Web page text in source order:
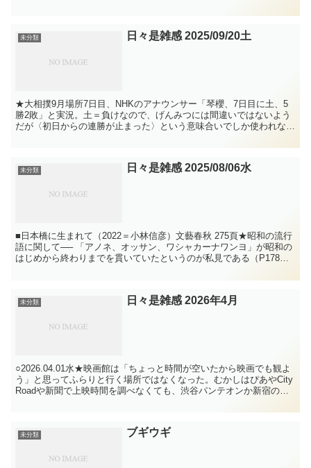
未分類 日々是雑感 2025/09/20土
★大相撲9月場所7日目、NHKのアナウンサー「琴櫻、7日目に土、5
勝2敗」と実況。土＝負けなので、げんみつには間違いではないよう
だが〈初日からの連勝が止まった〉という意味合いでしか使われない
未分類 日々是雑感 2025/08/06水
■日本橋に生まれて（2022＝小林信彦）文藝春秋 275頁★昭和の流行
語に関して── 「アノネ、オッサン、ワシャカーナワンヨ」が昭和の
はじめから終わりまでを貫いていたというのが私見である（P178）
未分類 日々是雑感 2026年4月
○2026.04.01水★映画館は「ちょっと時間が空いたから映画でも観よ
う」と思ってふらりと行く場所ではなくなった。むかしはぴあやCity
Roadや新聞で上映時間を調べなくても、渋谷パンテオンか新宿のミ
未分類 ブギウギ